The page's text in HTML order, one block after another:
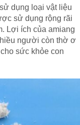
dụng loại vật liệu
sử dụng rộng rãi
Lợi ích của amiang
người còn thờ ơ
sức khỏe con